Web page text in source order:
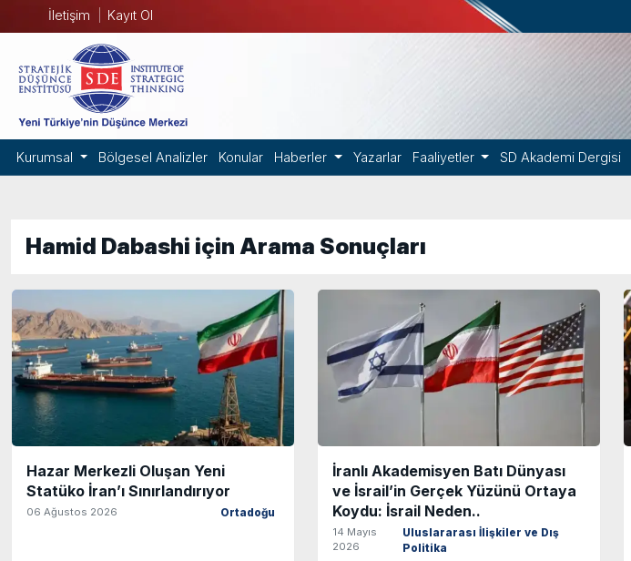
İletişim Kayıt Ol
Kurumsal Bölgesel Analizler Konular Haberler Yazarlar Faaliyetler SD Akademi Dergisi
Hamid Dabashi için Arama Sonuçları
Hazar Merkezli Oluşan Yeni
Statüko İran’ı Sınırlandırıyor
06 Ağustos 2026 Ortadoğu
İranlı Akademisyen Batı Dünyası
ve İsrail’in Gerçek Yüzünü Ortaya
Koydu: İsrail Neden..
14 Mayıs
2026
Uluslararası İlişkiler ve Dış
Politika